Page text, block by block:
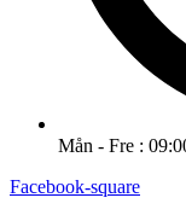
Mån - Fre :
Facebook-square